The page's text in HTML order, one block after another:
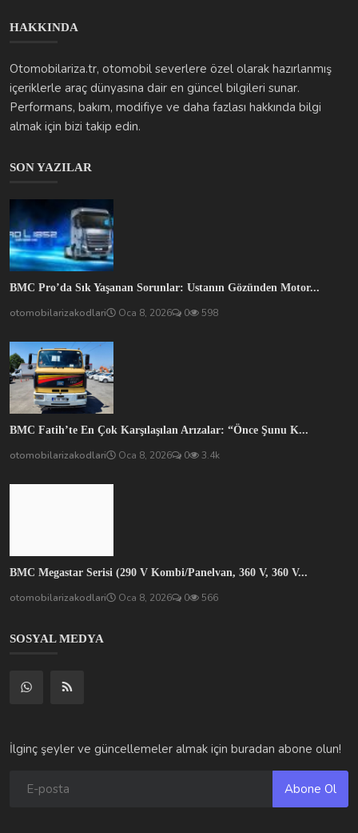
HAKKINDA
Otomobilariza.tr, otomobil severlere özel olarak hazırlanmış
içeriklerle araç dünyasına dair en güncel bilgileri sunar.
Performans, bakım, modifiye ve daha fazlası hakkında bilgi
almak için bizi takip edin.
SON YAZILAR
BMC Pro’da Sık Yaşanan Sorunlar: Ustanın Gözünden Motor...
otomobilarizakodlari Oca 8, 2026 0 598
BMC Fatih’te En Çok Karşılaşılan Arızalar: “Önce Şunu K...
otomobilarizakodlari Oca 8, 2026 0 3.4k
BMC Megastar Serisi (290 V Kombi/Panelvan, 360 V, 360 V...
otomobilarizakodlari Oca 8, 2026 0 566
SOSYAL MEDYA
İlginç şeyler ve güncellemeler almak için buradan abone olun!
Abone Ol